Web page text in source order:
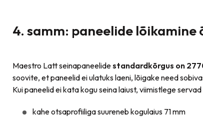
4. samm: paneelide lõikamine
Maestro Latt seinapaneelidestandardkõrgus on
soovite, et paneelid ei ulatuks laeni, lõigake need
Kui paneelid ei kata kogu seina laiust, viimistlege
kahe otsaprofiiliga suureneb kogulaius 71 mm